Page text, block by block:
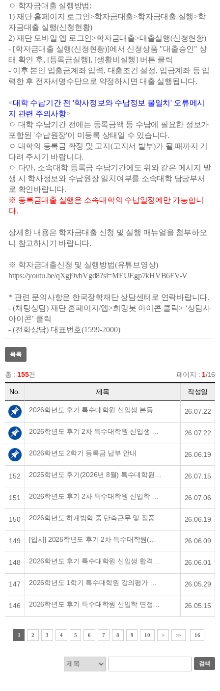
ㅇ 학자금대출 실행방법:
1) 재단 홈페이지 로그인 >학자금대출>학자금대출 실행>학
자금대출 실행(신청현황)
2) 재단 모바일 앱 로그인 >학자금대출>대출실행(신청현황)
- [학자금대출 실행(신청현황)]에서 신청상품 "대출승인 " 상
태 확인 후, [등록금실행], [생활비실행] 버튼 클릭
- 이후 본인 입출금계좌 입력, 대출조건 설정, 입금계좌 등 입
력한 후 전자서명수단으로 약정하시면 대출 실행됩니다.
<대학 수납기간 전 '학사정보와 수납정보 불일치 ' 오류메시
지 관련 주의사항>
ㅇ 대학 수납기간 전에는 등록금액 등 수납에 필요한 정보가
포함된 '수납원장'이 미등록 상태일 수 있습니다.
ㅇ 대학의 등록금 확정 및 고지 (고지서 발부)가 될 때까지 기
다려 주시기 바랍니다.
ㅇ 다만, 소속대학 등록금 수납기간에도 위와 같은 메시지 발
생 시 학사정보와 수납원장 일치여부를 소속대학 담당부서
로 확인바랍니다.
※ 등록금대출 실행은 소속대학의 수납일정에만 가능합니
다.
상세한 내용은 학자금대출 신청 및 실행 매뉴얼을 첨부하오
니 참고하시기 바랍니다.
※ 학자금대출신청 및 실행방법(유튜브영상)
https://youtu.be/qXgj9vbVgd8?si=MEUEgp7kHVB6FV-V
* 관련 문의사항은 한국장학재단 상담센터로 연락바랍니다.
- (채팅상담) 재단 홈페이지/앱>희망봇 아이콘 클릭> ‘상담사
아이콘’ 클릭
- (전화상담) 대표번호(1599-2000)
목록
총 : 155건 페이지 : 1/16
No. 제목 작성일
26.07.22
26.07.22
2026학년도 2학기 등록금 납부 안내 26.06.19
152 26.07.15
151 26.07.06
150 26.06.19
149 [입시] 2026학년도 후기 2차 특수대학원(야간 2년제) 신(편)입생 모집 안내 26.06.09
148 26.06.01
147 26.05.29
146 26.05.15
1 2 3 4 5 6 7 8 9 10 > >> 16
검색